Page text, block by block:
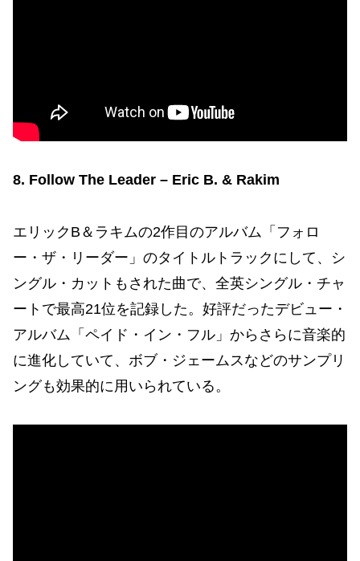
8. Follow The Leader – Eric B. & Rakim
エリックB＆ラキムの2作目のアルバム「フォロ
ー・ザ・リーダー」のタイトルトラックにして、シ
ングル・カットもされた曲で、全英シングル・チャ
ートで最高21位を記録した。好評だったデビュー・
アルバム「ペイド・イン・フル」からさらに音楽的
に進化していて、ボブ・ジェームスなどのサンプリ
ングも効果的に用いられている。